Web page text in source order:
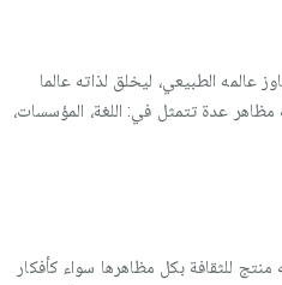
عالمه الطبيعي، ليخلق لذاته عالما
مظاهر عدة تتمثل في: اللغة، المؤسسات،
منتج للثقافة بكل مظاهرها سواء كأفكار